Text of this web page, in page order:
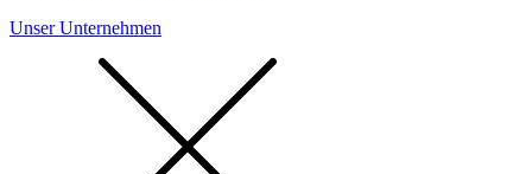
Unser Unternehmen